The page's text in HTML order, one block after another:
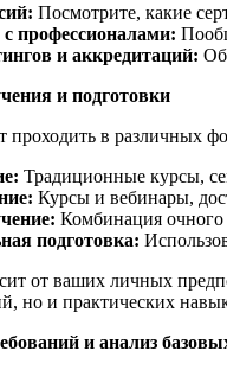
Посмотрите, какие
профессионалами:
и аккредитаций:
и подготовки
в различных
Традиционные курсы,
Курсы и вебинары,
Комбинация
подготовка:
от ваших личных
но и практических
и анализ